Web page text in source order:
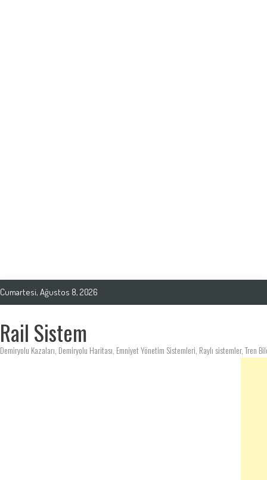
Cumartesi, Ağustos 8, 2026
Rail Sistem
Demiryolu Kazaları, Demiryolu Haritası, Emniyet Yönetim Sistemleri, Raylı sistemler, Tren